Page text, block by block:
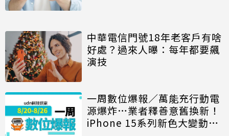
中華電信門號18年老客戶有啥
好處？過來人曝：每年都要飆
演技
一周數位爆報／萬能充行動電
源爆炸…業者釋善意舊換新！
iPhone 15系列新色大變動、